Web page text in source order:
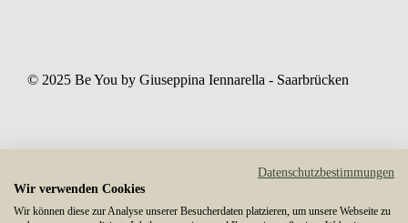
Datenschutzbestimmungen
Wir verwenden Cookies
Wir können diese zur Analyse unserer Besucherdaten platzieren, um unsere Webseite zu
© 2025 Be You by Giuseppina Iennarella - Saarbrücken